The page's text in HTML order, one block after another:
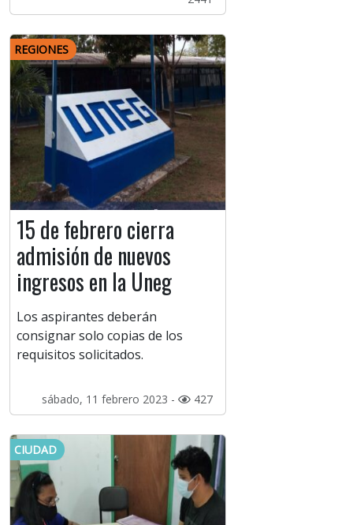
REGIONES
15 de febrero cierra
admisión de nuevos
ingresos en la Uneg
Los aspirantes deberán
consignar solo copias de los
requisitos solicitados.
sábado, 11 febrero 2023 - 427
CIUDAD